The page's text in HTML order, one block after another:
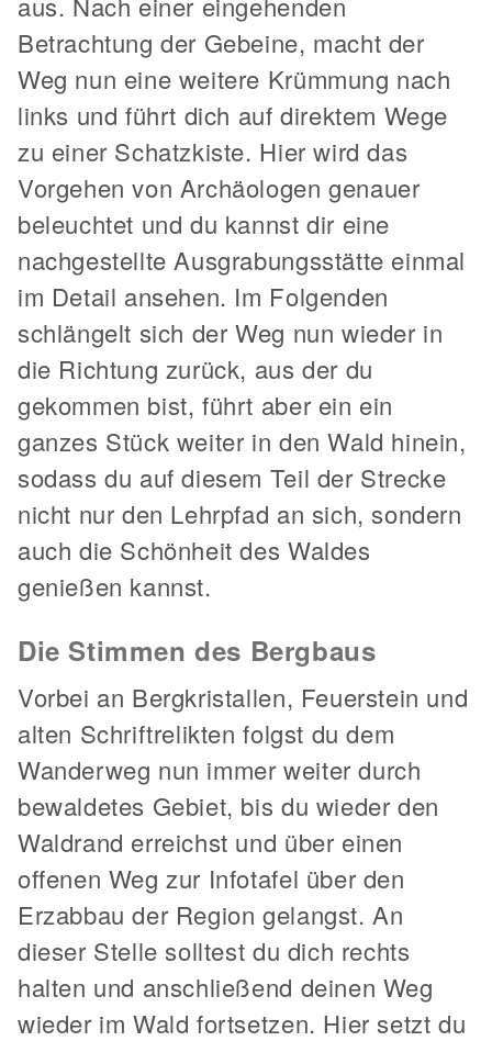
Betrachtung der Gebeine, macht der
Weg nun eine weitere Krümmung nach
links und führt dich auf direktem Wege
zu einer Schatzkiste. Hier wird das
Vorgehen von Archäologen genauer
beleuchtet und du kannst dir eine
nachgestellte Ausgrabungsstätte einmal
im Detail ansehen. Im Folgenden
schlängelt sich der Weg nun wieder in
die Richtung zurück, aus der du
gekommen bist, führt aber ein ein
ganzes Stück weiter in den Wald hinein,
sodass du auf diesem Teil der Strecke
nicht nur den Lehrpfad an sich, sondern
auch die Schönheit des Waldes
genießen kannst.
Die Stimmen des Bergbaus
Vorbei an Bergkristallen, Feuerstein und
alten Schriftrelikten folgst du dem
Wanderweg nun immer weiter durch
bewaldetes Gebiet, bis du wieder den
Waldrand erreichst und über einen
offenen Weg zur Infotafel über den
Erzabbau der Region gelangst. An
dieser Stelle solltest du dich rechts
halten und anschließend deinen Weg
wieder im Wald fortsetzen. Hier setzt du